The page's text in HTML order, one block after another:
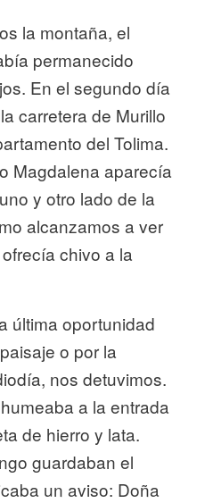
la montaña, el
permanecido
En el segundo día
carretera de Murillo
del Tolima.
Magdalena aparecía
y otro lado de la
alcanzamos a ver
chivo a la
última oportunidad
o por la
nos detuvimos.
a la entrada
de hierro y lata.
guardaban el
un aviso: Doña